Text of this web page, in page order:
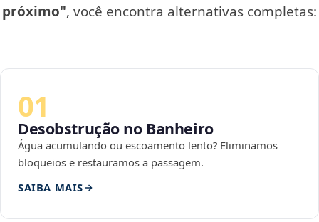
próximo", você encontra alternativas completas:
01
Desobstrução no Banheiro
Água acumulando ou escoamento lento? Eliminamos
bloqueios e restauramos a passagem.
SAIBA MAIS